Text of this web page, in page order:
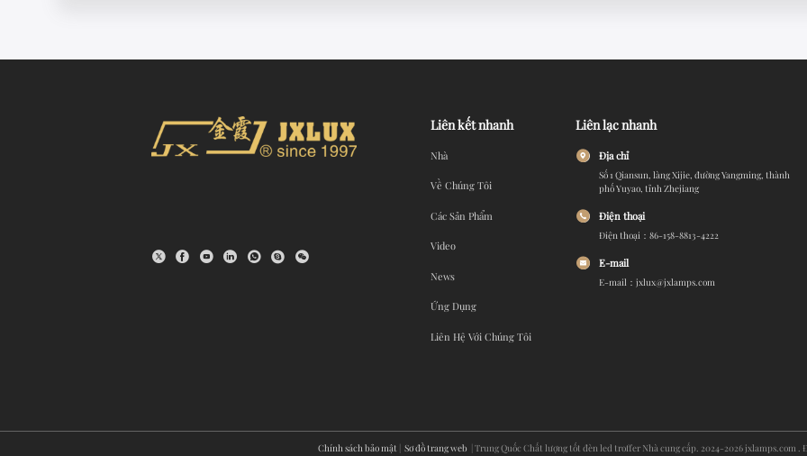
Liên kết nhanh
Nhà
Về Chúng Tôi
Các Sản Phẩm
Video
News
Ứng Dụng
Liên Hệ Với Chúng Tôi
Liên lạc nhanh
Địa chỉ
Số 1 Qiansun, làng Xijie, đường Yangming, thành
phố Yuyao, tỉnh Zhejiang
Điện thoại
Điện thoại：86-158-8813-4222
E-mail
E-mail：jxlux@jxlamps.com
Chính sách bảo mật | Sơ đồ trang web | Trung Quốc Chất lượng tốt đèn led troffer Nhà cung cấp. 2024-2026 jxlamps.com .